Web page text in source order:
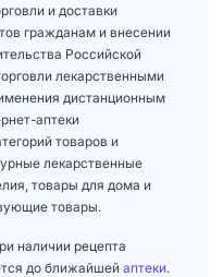
и доставки
гражданам и внесении
Российской
лекарственными
дистанционным
аптеки
товаров и
лекарственные
товары для дома и
товары.
наличии рецепта
до ближайшей аптеки.